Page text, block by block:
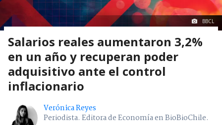
BBCL
Salarios reales aumentaron 3,2%
en un año y recuperan poder
adquisitivo ante el control
inflacionario
Verónica Reyes
Periodista. Editora de Economía en BioBioChile.